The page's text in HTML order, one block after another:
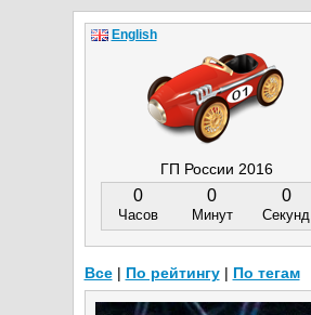
ГП России 2016
0
Часов
0
Минут
0
Секунд
English
Все| По рейтингу| По тегам